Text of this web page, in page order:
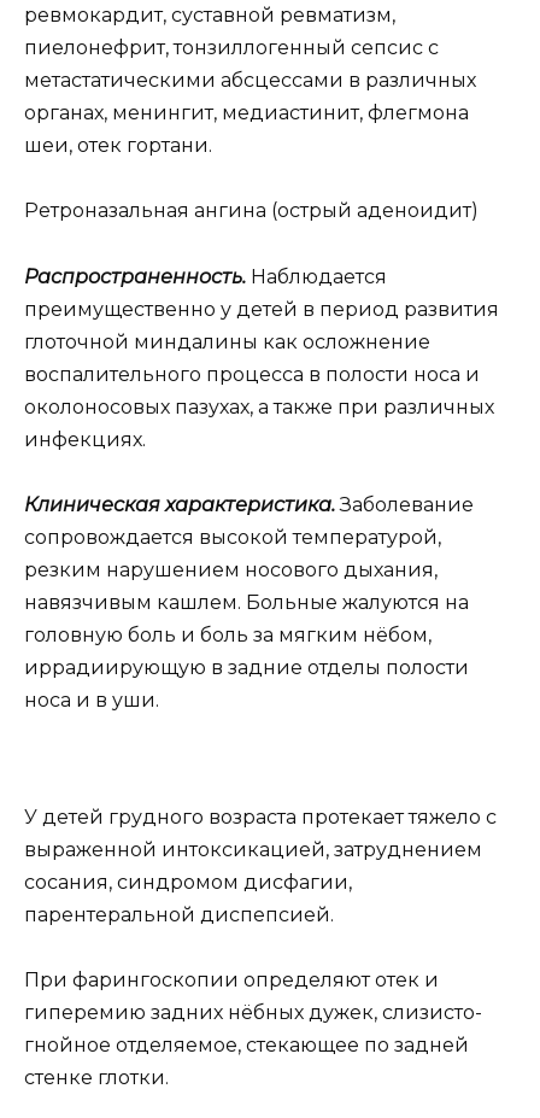
ревмокардит, суставной ревматизм,
пиелонефрит, тонзиллогенный сепсис с
метастатическими абсцессами в различных
органах, менингит, медиастинит, флегмона
шеи, отек гортани.
Ретроназальная ангина (острый аденоидит)
Распространенность. Наблюдается
преимущественно у детей в период развития
глоточной миндалины как осложнение
воспалительного процесса в полости носа и
околоносовых пазухах, а также при различных
инфекциях.
Клиническая характеристика.Заболевание
сопровождается высокой температурой,
резким нарушением носового дыхания,
навязчивым кашлем. Больные жалуются на
головную боль и боль за мягким нёбом,
иррадиирующую в задние отделы полости
носа и в уши.
У детей грудного возраста протекает тяжело с
выраженной интоксикацией, затруднением
сосания, синдромом дисфагии,
парентеральной диспепсией.
При фарингоскопии определяют отек и
гиперемию задних нёбных дужек, слизисто-
гнойное отделяемое, стекающее по задней
стенке глотки.